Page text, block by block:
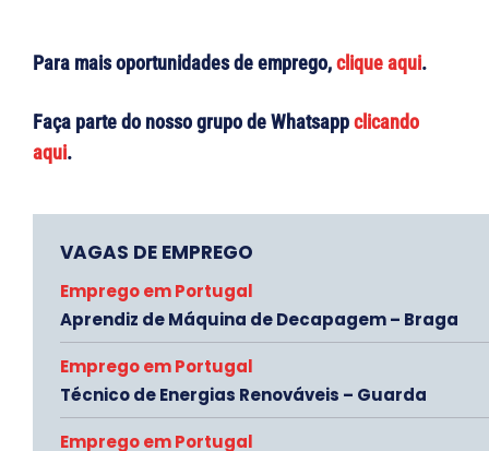
Para mais oportunidades de emprego,clique aqui.
Faça parte do nosso grupo de Whatsappclicando
aqui.
VAGAS DE EMPREGO
Emprego em Portugal
Aprendiz de Máquina de Decapagem – Braga
Emprego em Portugal
Técnico de Energias Renováveis – Guarda
Emprego em Portugal